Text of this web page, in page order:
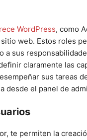
WordPress, como
web. Estos roles
a sus
claramente las
sus tareas
desde el panel de
te permiten la